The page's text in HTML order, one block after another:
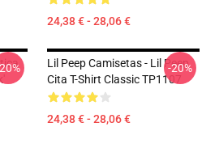
24,38 € - 28,06 €
Lil Peep Camisetas - Lil Peep
Cita T-Shirt Classic TP1107
24,38 € - 28,06 €
-20%